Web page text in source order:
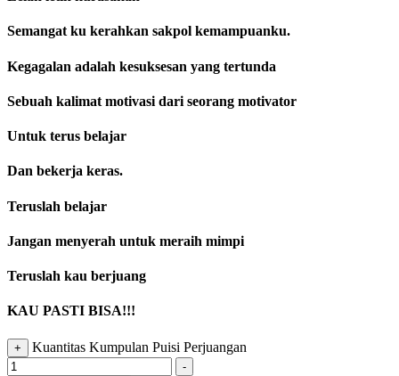
Semangat ku kerahkan sakpol kemampuanku.
Kegagalan adalah kesuksesan yang tertunda
Sebuah kalimat motivasi dari seorang motivator
Untuk terus belajar
Dan bekerja keras.
Teruslah belajar
Jangan menyerah untuk meraih mimpi
Teruslah kau berjuang
KAU PASTI BISA!!!
+ Kuantitas Kumpulan Puisi Perjuangan
-